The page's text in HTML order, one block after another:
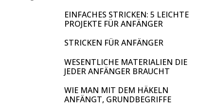
EINFACHES STRICKEN: 5 LEICHTE
PROJEKTE FÜR ANFÄNGER
STRICKEN FÜR ANFÄNGER
WESENTLICHE MATERIALIEN DIE
JEDER ANFÄNGER BRAUCHT
WIE MAN MIT DEM HÄKELN
ANFÄNGT, GRUNDBEGRIFFE